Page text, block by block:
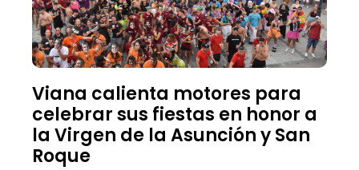
Viana calienta motores para
celebrar sus fiestas en honor a
la Virgen de la Asunción y San
Roque